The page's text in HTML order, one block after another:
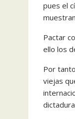
pues el
Pactar
ello los
Por
viejas